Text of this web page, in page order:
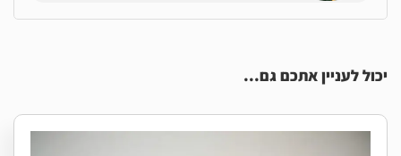
יכול לעניין אתכם גם...